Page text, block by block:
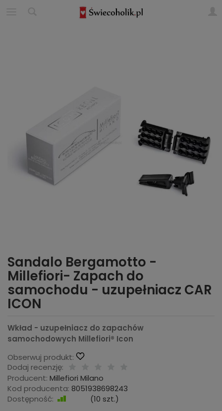
Sandalo Bergamotto -
Millefiori- Zapach do
samochodu - uzupełniacz CAR
ICON
Wkład - uzupełniacz do zapachów
samochodowych Millefiori® Icon
Obserwuj produkt:
Dodaj recenzję:
Producent: Millefiori Milano
Kod producenta: 8051938698243
Dostępność:
(10 szt.)